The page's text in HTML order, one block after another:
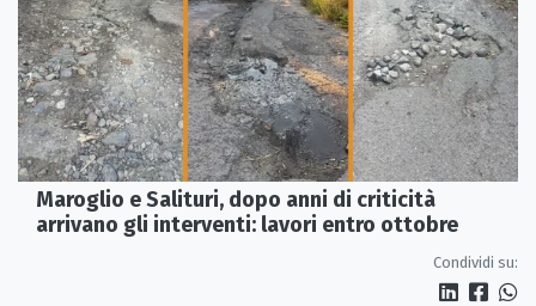
Maroglio e Salituri, dopo anni di criticità
arrivano gli interventi: lavori entro ottobre
Condividi su: